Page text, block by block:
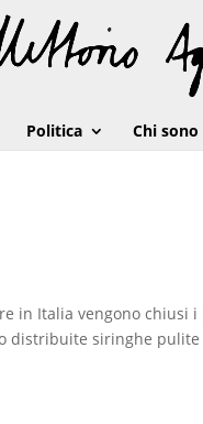
Politica Chi sono
in Italia vengono
distribuite siringhe pulite